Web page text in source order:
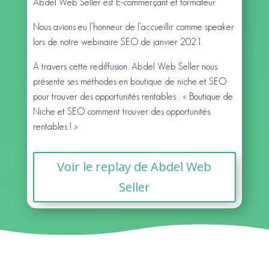
Abdel Web Seller est E-commerçant et formateur.
Nous avions eu l’honneur de l’accueillir comme speaker
lors de notre webinaire SEO de janvier 2021.
À travers cette rediffusion, Abdel Web Seller nous
présente ses méthodes en boutique de niche et SEO
pour trouver des opportunités rentables : « Boutique de
Niche et SEO comment trouver des opportunités
rentables ! »
Voir le replay de Abdel Web
Seller